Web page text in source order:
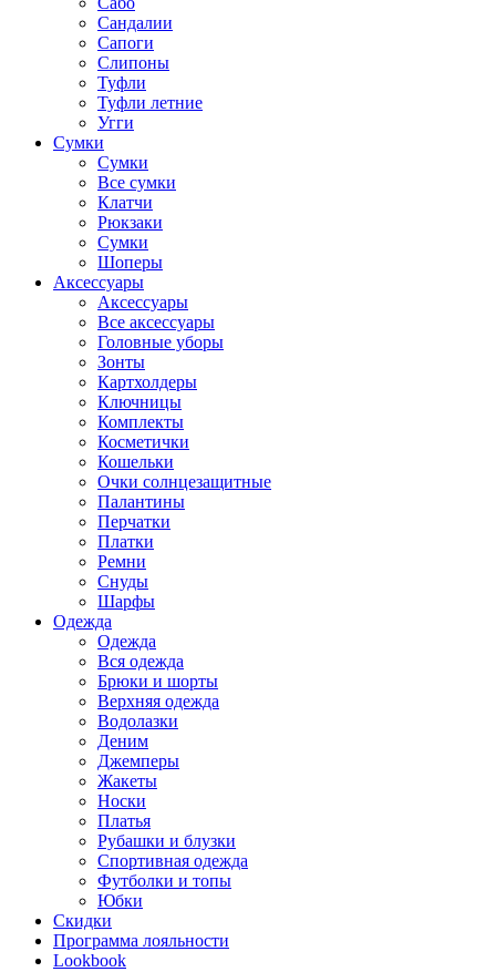
Сандалии
Сапоги
Слипоны
Туфли
Туфли летние
Угги
Сумки
Сумки
Все сумки
Клатчи
Рюкзаки
Сумки
Шоперы
Аксессуары
Аксессуары
Все аксессуары
Головные уборы
Зонты
Картхолдеры
Ключницы
Комплекты
Косметички
Кошельки
Очки солнцезащитные
Палантины
Перчатки
Платки
Ремни
Снуды
Шарфы
Одежда
Одежда
Вся одежда
Брюки и шорты
Верхняя одежда
Водолазки
Деним
Джемперы
Жакеты
Носки
Платья
Рубашки и блузки
Спортивная одежда
Футболки и топы
Юбки
Скидки
Программа лояльности
Lookbook